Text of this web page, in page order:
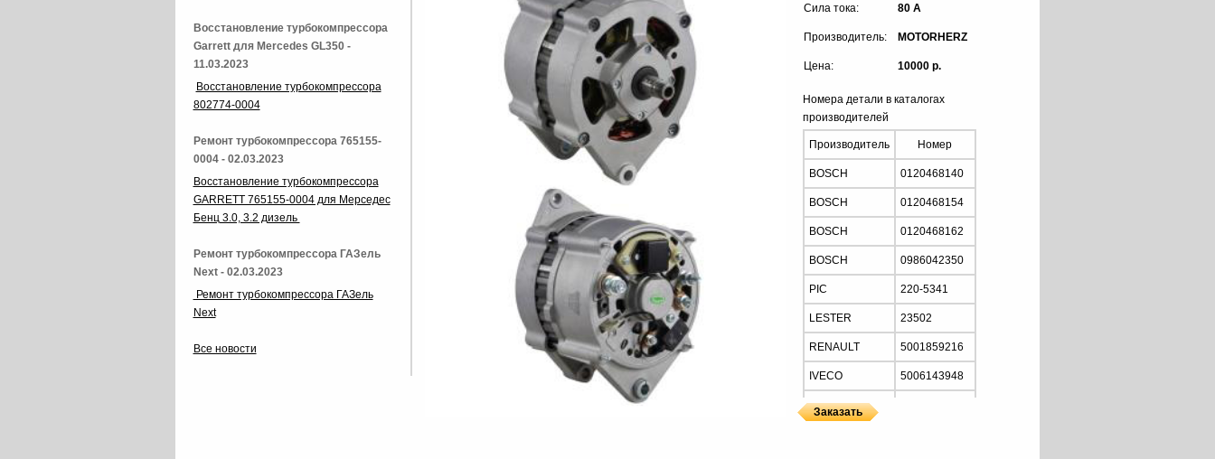
Сила тока: 80 A
Производитель: MOTORHERZ
Цена: 10000 р.
Номера детали в каталогах
производителей
Производитель Номер
BOSCH 0120468140
BOSCH 0120468154
BOSCH 0120468162
BOSCH 0986042350
PIC 220-5341
LESTER 23502
RENAULT 5001859216
IVECO 5006143948
RENAULT
Восстановление турбокомпрессора
Garrett для Mercedes GL350 -
11.03.2023
Восстановление турбокомпрессора
802774-0004
Ремонт турбокомпрессора 765155-
0004 - 02.03.2023
Восстановление турбокомпрессора
GARRETT 765155-0004 для Мерседес
Бенц 3.0, 3.2 дизель
Ремонт турбокомпрессора ГАЗель
Next - 02.03.2023
Ремонт турбокомпрессора ГАЗель
Next
Все новости